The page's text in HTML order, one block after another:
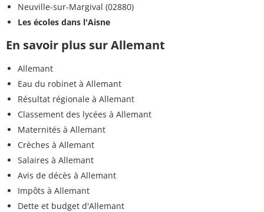
Neuville-sur-Margival (02880)
Les écoles dans l'Aisne
En savoir plus sur Allemant
Allemant
Eau du robinet à Allemant
Résultat régionale à Allemant
Classement des lycées à Allemant
Maternités à Allemant
Crèches à Allemant
Salaires à Allemant
Avis de décès à Allemant
Impôts à Allemant
Dette et budget d'Allemant